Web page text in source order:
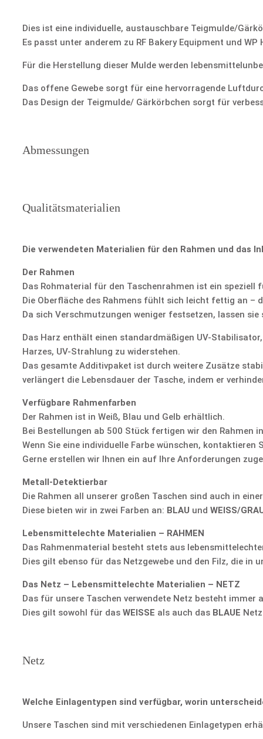
Dies ist eine individuelle, austauschbare Teigmulde/
Es passt unter anderem zu RF Bakery Equipment und
Für die Herstellung dieser Mulde werden
Das offene Gewebe sorgt für eine hervorragende
Das Design der Teigmulde/ Gärkörbchen sorgt für
Abmessungen
Qualitätsmaterialien
Die verwendeten Materialien für den Rahmen und das
Der Rahmen
Das Rohmaterial für den Taschenrahmen ist ein
Die Oberfläche des Rahmens fühlt sich leicht fettig an
Da sich Verschmutzungen weniger festsetzen, lassen
Das Harz enthält einen standardmäßigen UV-
Harzes, UV-Strahlung zu widerstehen.
Das gesamte Additivpaket ist durch weitere Zusätze
verlängert die Lebensdauer der Tasche, indem er
Verfügbare Rahmenfarben
Der Rahmen ist in Weiß, Blau und Gelb erhältlich.
Bei Bestellungen ab 500 Stück fertigen wir den Rahmen
Wenn Sie eine individuelle Farbe wünschen, kontaktieren
Gerne erstellen wir Ihnen ein auf Ihre Anforderungen
Metall-Detektierbar
Die Rahmen all unserer großen Taschen sind auch in
Diese bieten wir in zwei Farben an: BLAU und WEISS/
Lebensmittelechte Materialien – RAHMEN
Das Rahmenmaterial besteht stets aus
Dies gilt ebenso für das Netzgewebe und den Filz, die in
Das Netz – Lebensmittelechte Materialien – NETZ
Das für unsere Taschen verwendete Netz besteht
Dies gilt sowohl für das WEISSE als auch das BLAUE
Netz
Welche Einlagentypen sind verfügbar, worin
Unsere Taschen sind mit verschiedenen Einlagetypen